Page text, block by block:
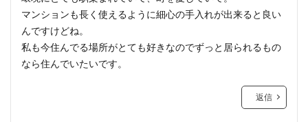
マンションも長く使えるように細心の手入れが出来ると良い
んですけどね。
私も今住んでる場所がとても好きなのでずっと居られるもの
なら住んでいたいです。
返信